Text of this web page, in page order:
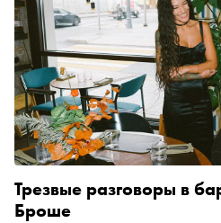
Трезвые разговоры в
Броше